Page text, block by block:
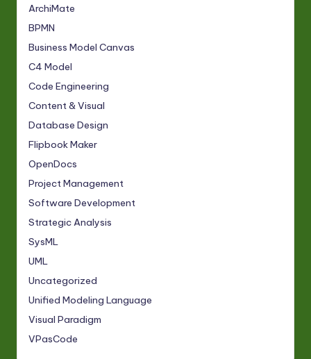
ArchiMate
BPMN
Business Model Canvas
C4 Model
Code Engineering
Content & Visual
Database Design
Flipbook Maker
OpenDocs
Project Management
Software Development
Strategic Analysis
SysML
UML
Uncategorized
Unified Modeling Language
Visual Paradigm
VPasCode